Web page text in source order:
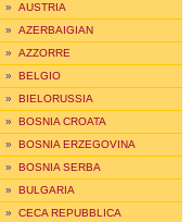
» AUSTRIA
» AZERBAIGIAN
» AZZORRE
» BELGIO
» BIELORUSSIA
» BOSNIA CROATA
» BOSNIA ERZEGOVINA
» BOSNIA SERBA
» BULGARIA
» CECA REPUBBLICA